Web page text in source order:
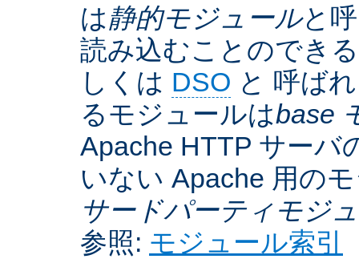
は静的モジュールと
読み込むことのでき
しくは DSO と 呼ば
るモジュールはbase
Apache HTTP サーバ
いない Apache 用の
サードパーティモジ
参照: モジュール索引